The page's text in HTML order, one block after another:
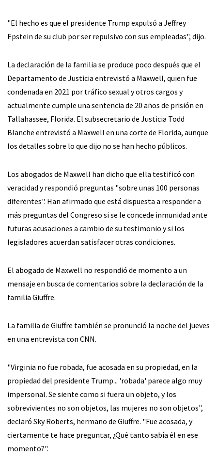
"El hecho es que el presidente Trump expulsó a Jeffrey
Epstein de su club por ser repulsivo con sus empleadas", dijo.
La declaración de la familia se produce poco después que el
Departamento de Justicia entrevistó a Maxwell, quien fue
condenada en 2021 por tráfico sexual y otros cargos y
actualmente cumple una sentencia de 20 años de prisión en
Tallahassee, Florida. El subsecretario de Justicia Todd
Blanche entrevistó a Maxwell en una corte de Florida, aunque
los detalles sobre lo que dijo no se han hecho públicos.
Los abogados de Maxwell han dicho que ella testificó con
veracidad y respondió preguntas "sobre unas 100 personas
diferentes". Han afirmado que está dispuesta a responder a
más preguntas del Congreso si se le concede inmunidad ante
futuras acusaciones a cambio de su testimonio y si los
legisladores acuerdan satisfacer otras condiciones.
El abogado de Maxwell no respondió de momento a un
mensaje en busca de comentarios sobre la declaración de la
familia Giuffre.
La familia de Giuffre también se pronunció la noche del jueves
en una entrevista con CNN.
"Virginia no fue robada, fue acosada en su propiedad, en la
propiedad del presidente Trump... 'robada' parece algo muy
impersonal. Se siente como si fuera un objeto, y los
sobrevivientes no son objetos, las mujeres no son objetos",
declaró Sky Roberts, hermano de Giuffre. "Fue acosada, y
ciertamente te hace preguntar, ¿Qué tanto sabía él en ese
momento?".